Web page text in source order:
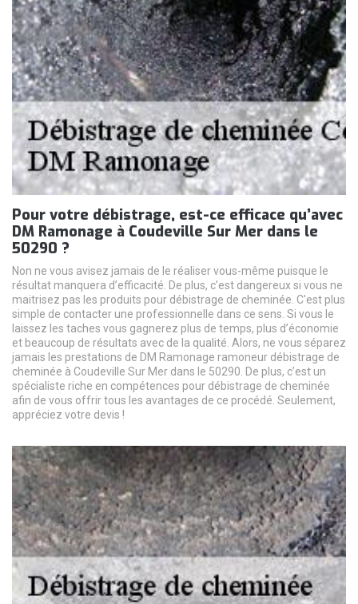
Pour votre débistrage, est-ce efficace qu’avec
DM Ramonage à Coudeville Sur Mer dans le
50290 ?
Non ne vous avisez jamais de le réaliser vous-même puisque le
résultat manquera d’efficacité. De plus, c’est dangereux si vous ne
maitrisez pas les produits pour débistrage de cheminée. C'est plus
simple de contacter une professionnelle dans ce sens. Si vous le
laissez les taches vous gagnerez plus de temps, plus d’économie
et beaucoup de résultats avec de la qualité. Alors, ne vous séparez
jamais les prestations de DM Ramonage ramoneur débistrage de
cheminée à Coudeville Sur Mer dans le 50290. De plus, c’est un
spécialiste riche en compétences pour débistrage de cheminée
afin de vous offrir tous les avantages de ce procédé. Seulement,
appréciez votre devis !